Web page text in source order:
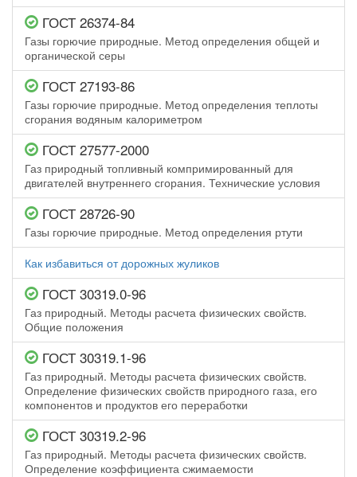
ГОСТ 26374-84
Газы горючие природные. Метод определения общей и
органической серы
ГОСТ 27193-86
Газы горючие природные. Метод определения теплоты
сгорания водяным калориметром
ГОСТ 27577-2000
Газ природный топливный компримированный для
двигателей внутреннего сгорания. Технические условия
ГОСТ 28726-90
Газы горючие природные. Метод определения ртути
Как избавиться от дорожных жуликов
ГОСТ 30319.0-96
Газ природный. Методы расчета физических свойств.
Общие положения
ГОСТ 30319.1-96
Газ природный. Методы расчета физических свойств.
Определение физических свойств природного газа, его
компонентов и продуктов его переработки
ГОСТ 30319.2-96
Газ природный. Методы расчета физических свойств.
Определение коэффициента сжимаемости